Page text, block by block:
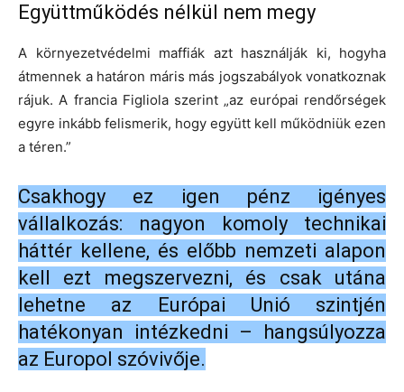
Együttműködés nélkül nem megy
A környezetvédelmi maffiák azt használják ki, hogyha
átmennek a határon máris más jogszabályok vonatkoznak
rájuk. A francia Figliola szerint „az európai rendőrségek
egyre inkább felismerik, hogy együtt kell működniük ezen
a téren.”
Csakhogy ez igen pénz igényes
vállalkozás: nagyon komoly technikai
háttér kellene, és előbb nemzeti alapon
kell ezt megszervezni, és csak utána
lehetne az Európai Unió szintjén
hatékonyan intézkedni – hangsúlyozza
az Europol szóvivője.